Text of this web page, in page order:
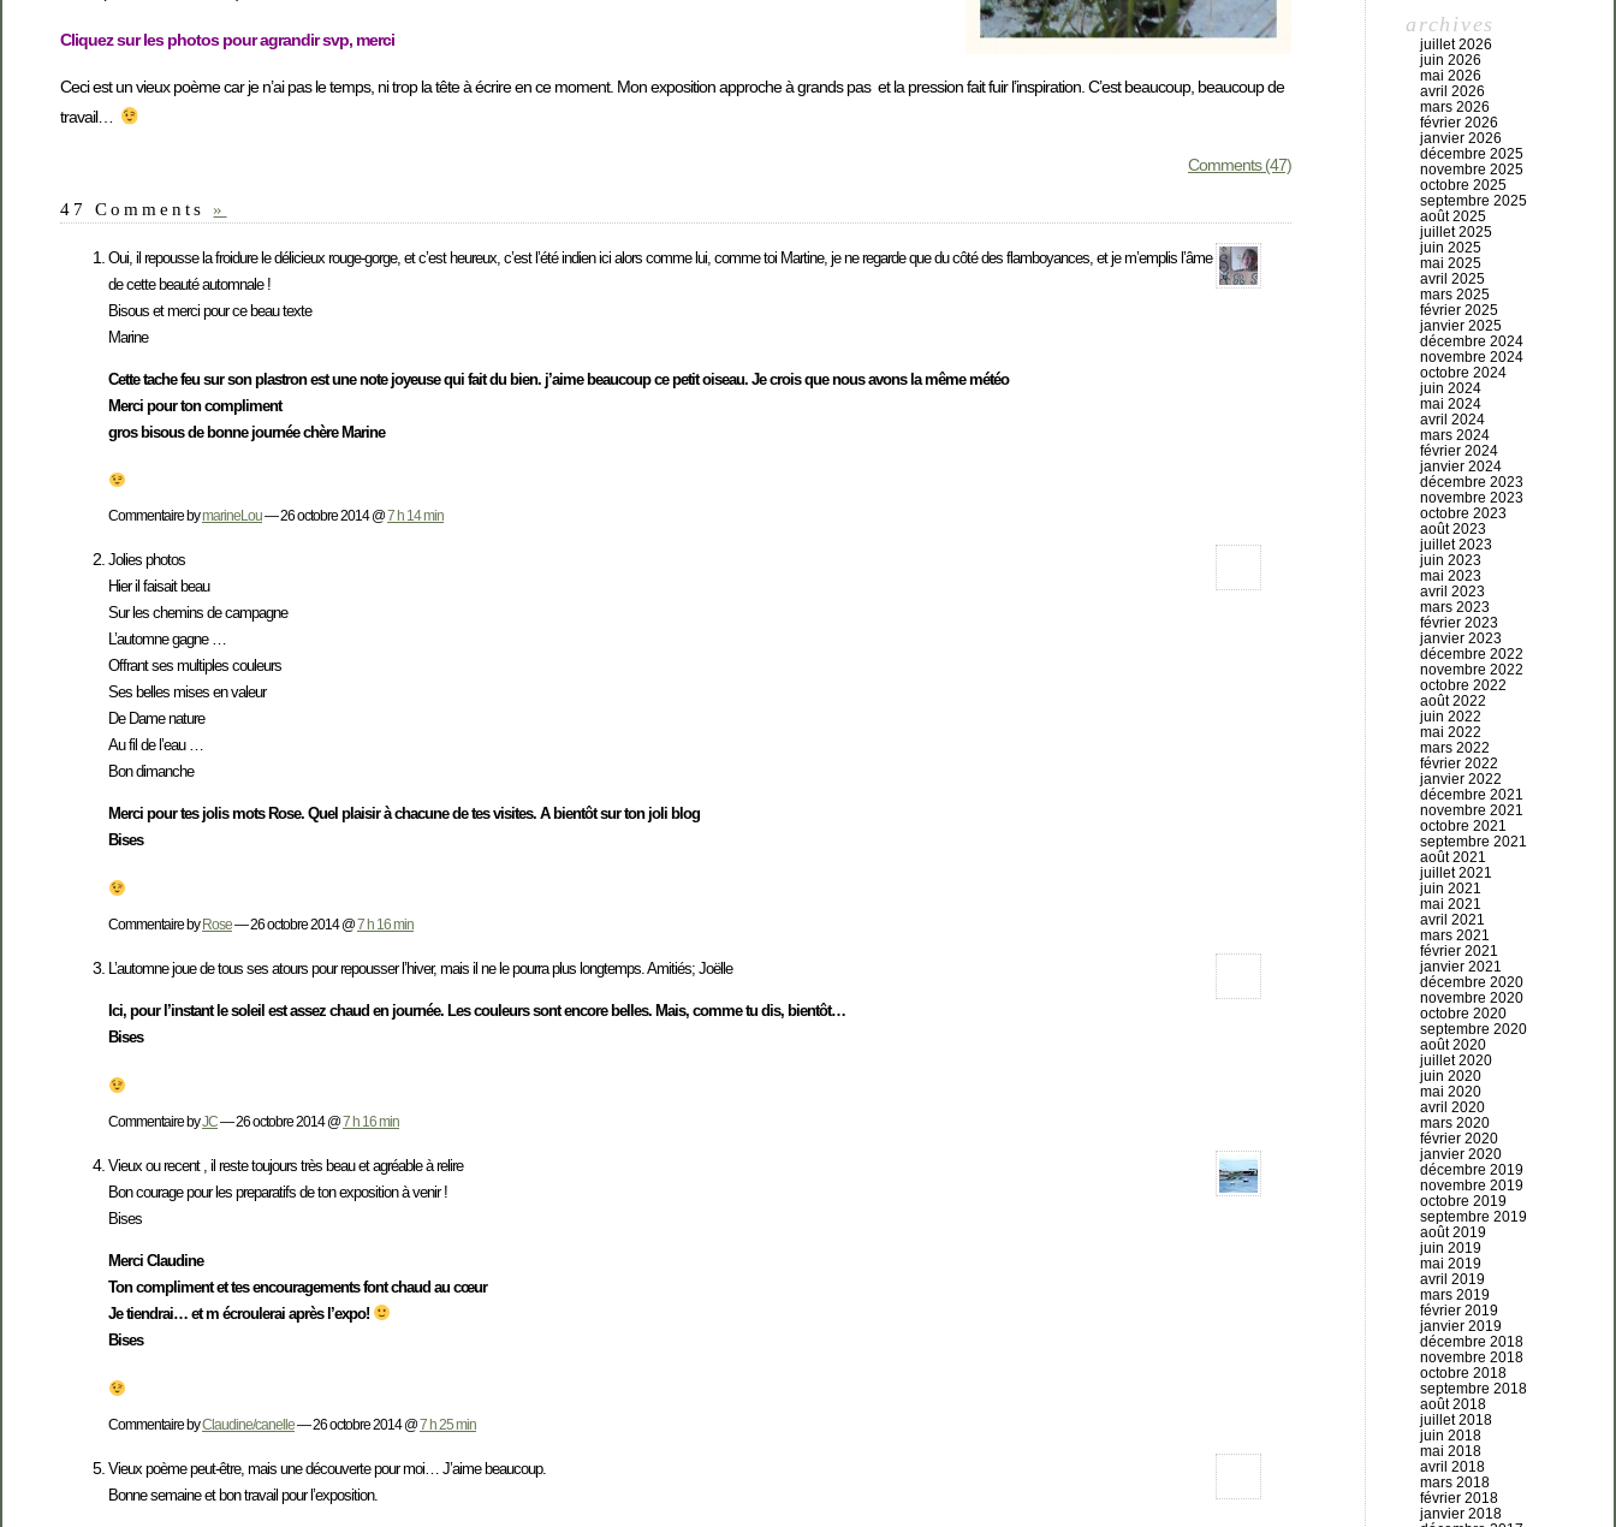
Cliquez sur les photos pour agrandir svp, merci
Ceci est un vieux poème car je n’ai pas le temps, ni trop la tête à écrire en ce moment. Mon exposition approche à grands pas et la pression fait fuir l’inspiration. C’est beaucoup, beaucoup de
travail…
Comments (47)
47 Comments »
Oui, il repousse la froidure le délicieux rouge-gorge, et c’est heureux, c’est l’été indien ici alors comme lui, comme toi Martine, je ne regarde que du côté des flamboyances, et je m’emplis l’âme
de cette beauté automnale !
Bisous et merci pour ce beau texte
Marine
Cette tache feu sur son plastron est une note joyeuse qui fait du bien. j’aime beaucoup ce petit oiseau. Je crois que nous avons la même météo
Merci pour ton compliment
gros bisous de bonne journée chère Marine
Commentaire bymarineLou— 26 octobre 2014 @7 h 14 min
Jolies photos
Hier il faisait beau
Sur les chemins de campagne
L’automne gagne …
Offrant ses multiples couleurs
Ses belles mises en valeur
De Dame nature
Au fil de l’eau …
Bon dimanche
Merci pour tes jolis mots Rose. Quel plaisir à chacune de tes visites. A bientôt sur ton joli blog
Bises
Commentaire by Rose— 26 octobre 2014 @7 h 16 min
L’automne joue de tous ses atours pour repousser l’hiver, mais il ne le pourra plus longtemps. Amitiés; Joëlle
Ici, pour l’instant le soleil est assez chaud en journée. Les couleurs sont encore belles. Mais, comme tu dis, bientôt…
Bises
Commentaire byJC— 26 octobre 2014 @7 h 16 min
Vieux ou recent , il reste toujours très beau et agréable à relire
Bon courage pour les preparatifs de ton exposition à venir !
Bises
Merci Claudine
Ton compliment et tes encouragements font chaud au cœur
Je tiendrai… et m écroulerai après l’expo!
Bises
Commentaire byClaudine/canelle— 26 octobre 2014 @7 h 25 min
Vieux poème peut-être, mais une découverte pour moi… J’aime beaucoup.
Bonne semaine et bon travail pour l’exposition.
archives
juillet 2026
juin 2026
mai 2026
avril 2026
mars 2026
février 2026
janvier 2026
décembre 2025
novembre 2025
octobre 2025
septembre 2025
août 2025
juillet 2025
juin 2025
mai 2025
avril 2025
mars 2025
février 2025
janvier 2025
décembre 2024
novembre 2024
octobre 2024
juin 2024
mai 2024
avril 2024
mars 2024
février 2024
janvier 2024
décembre 2023
novembre 2023
octobre 2023
août 2023
juillet 2023
juin 2023
mai 2023
avril 2023
mars 2023
février 2023
janvier 2023
décembre 2022
novembre 2022
octobre 2022
août 2022
juin 2022
mai 2022
mars 2022
février 2022
janvier 2022
décembre 2021
novembre 2021
octobre 2021
septembre 2021
août 2021
juillet 2021
juin 2021
mai 2021
avril 2021
mars 2021
février 2021
janvier 2021
décembre 2020
novembre 2020
octobre 2020
septembre 2020
août 2020
juillet 2020
juin 2020
mai 2020
avril 2020
mars 2020
février 2020
janvier 2020
décembre 2019
novembre 2019
octobre 2019
septembre 2019
août 2019
juin 2019
mai 2019
avril 2019
mars 2019
février 2019
janvier 2019
décembre 2018
novembre 2018
octobre 2018
septembre 2018
août 2018
juillet 2018
juin 2018
mai 2018
avril 2018
mars 2018
février 2018
janvier 2018